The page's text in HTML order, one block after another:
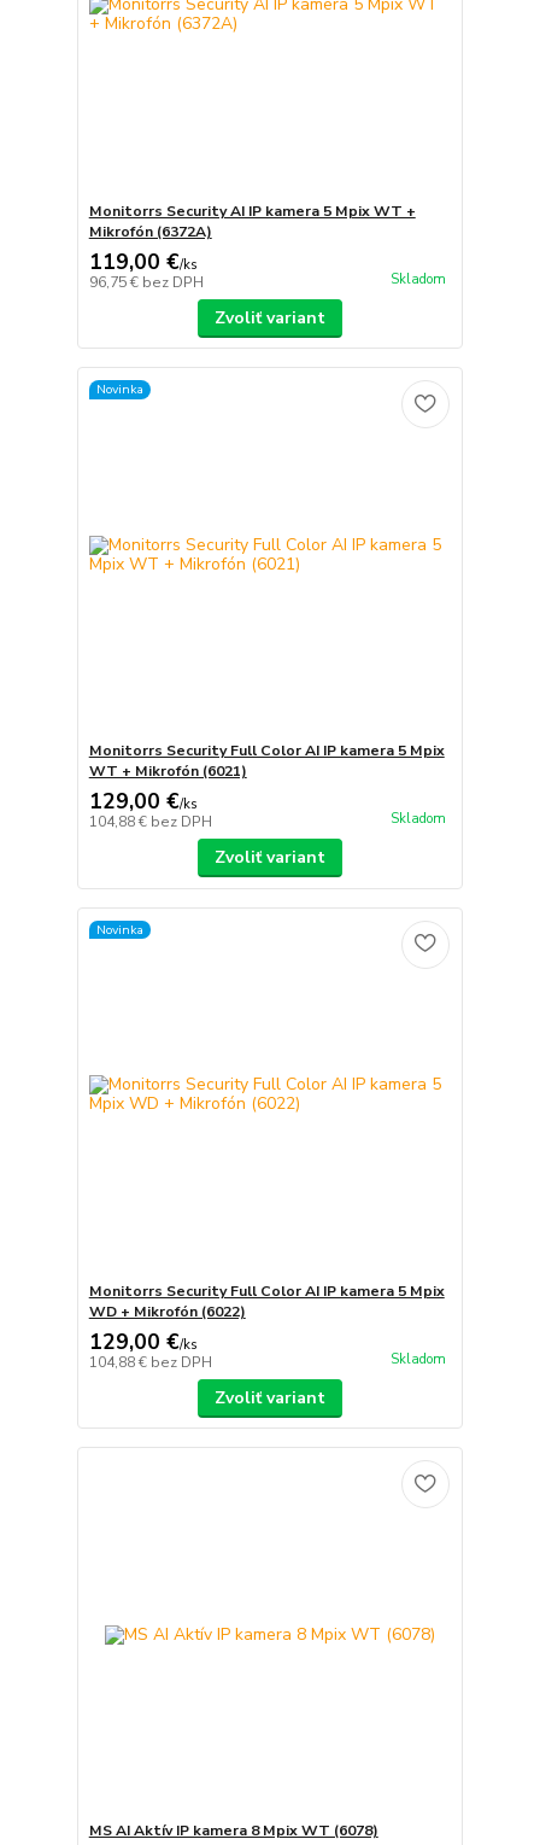
Monitorrs Security AI IP kamera 5 Mpix WT +
Mikrofón (6372A)
119,00 €/ks
96,75 € bez DPH Skladom
Zvoliť variant
Novinka
Monitorrs Security Full Color AI IP kamera 5 Mpix
WT + Mikrofón (6021)
129,00 €/ks
104,88 € bez DPH Skladom
Zvoliť variant
Novinka
Monitorrs Security Full Color AI IP kamera 5 Mpix
WD + Mikrofón (6022)
129,00 €/ks
104,88 € bez DPH Skladom
Zvoliť variant
MS AI Aktív IP kamera 8 Mpix WT (6078)